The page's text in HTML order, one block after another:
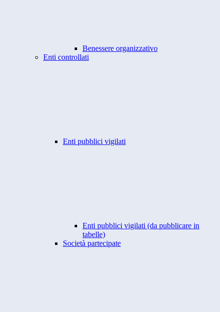
Benessere organizzativo
Enti controllati
Enti pubblici vigilati
Enti pubblici vigilati (da pubblicare in
tabelle)
Società partecipate